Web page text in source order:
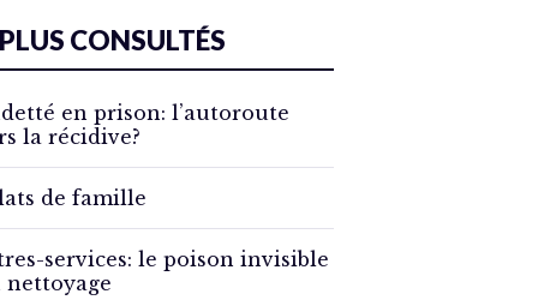
CONSULTÉS
en prison: l’autoroute
la récidive?
de famille
services: le poison invisible
nettoyage